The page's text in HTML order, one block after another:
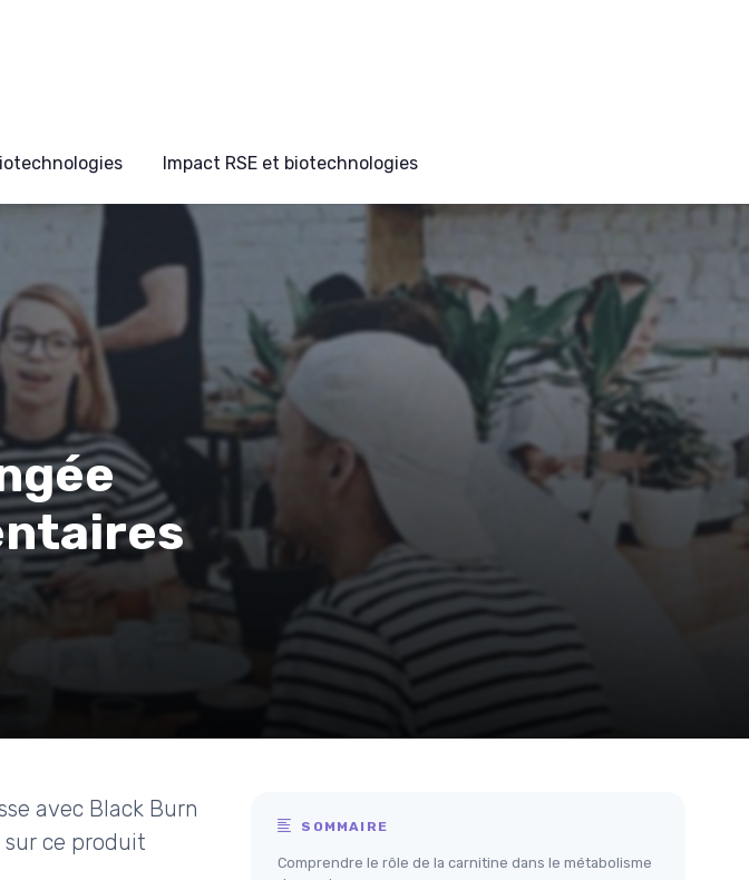
Impact RSE et biotechnologies
avec Black Burn
ce produit
SOMMAIRE
Comprendre le rôle de la carnitine dans le métabolisme